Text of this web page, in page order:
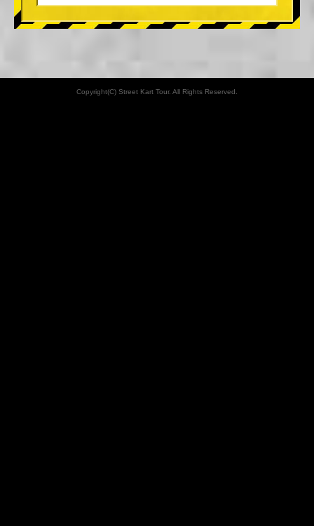
Copyright(C) Street Kart Tour. All Rights Reserved.